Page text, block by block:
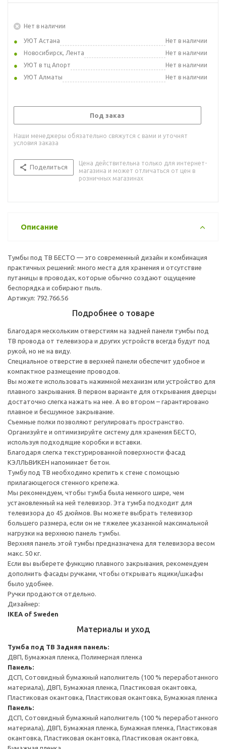
Нет в наличии
УЮТ Астана
Нет в наличии
Новосибирск, Лента
Нет в наличии
УЮТ в тц Апорт
Нет в наличии
УЮТ Алматы
Нет в наличии
Под заказ
Наши менеджеры обязательно свяжутся с вами и уточнят
условия заказа
Поделиться
Цена действительна только для интернет-
магазина и может отличаться от цен в
розничных магазинах
Описание
Тумбы под ТВ БЕСТО — это современный дизайн и комбинация
практичных решений: много места для хранения и отсутствие
путаницы в проводах, которые обычно создают ощущение
беспорядка и собирают пыль.
Артикул: 792.766.56
Подробнее о товаре
Благодаря нескольким отверстиям на задней панели тумбы под
ТВ провода от телевизора и других устройств всегда будут под
рукой, но не на виду.
Специальное отверстие в верхней панели обеспечит удобное и
компактное размещение проводов.
Вы можете использовать нажимной механизм или устройство для
плавного закрывания. В первом варианте для открывания дверцы
достаточно слегка нажать на нее. А во втором – гарантировано
плавное и бесшумное закрывание.
Съемные полки позволяют регулировать пространство.
Организуйте и оптимизируйте систему для хранения БЕСТО,
используя подходящие коробки и вставки.
Благодаря слегка текстурированной поверхности фасад
КЭЛЛЬВИКЕН напоминает бетон.
Тумбу под ТВ необходимо крепить к стене с помощью
прилагающегося стенного крепежа.
Мы рекомендуем, чтобы тумба была немного шире, чем
установленный на ней телевизор. Эта тумба подходит для
телевизора до 45 дюймов. Вы можете выбрать телевизор
большего размера, если он не тяжелее указанной максимальной
нагрузки на верхнюю панель тумбы.
Верхняя панель этой тумбы предназначена для телевизора весом
макс. 50 кг.
Если вы выберете функцию плавного закрывания, рекомендуем
дополнить фасады ручками, чтобы открывать ящики/шкафы
было удобнее.
Ручки продаются отдельно.
Дизайнер:
IKEA of Sweden
Материалы и уход
Тумба под ТВ Задняя панель:
ДВП, Бумажная пленка, Полимерная пленка
Панель:
ДСП, Сотовидный бумажный наполнитель (100 % переработанного
материала), ДВП, Бумажная пленка, Пластиковая окантовка,
Пластиковая окантовка, Пластиковая окантовка, Бумажная пленка
Панель:
ДСП, Сотовидный бумажный наполнитель (100 % переработанного
материала), ДВП, Бумажная пленка, Бумажная пленка, Пластиковая
окантовка, Пластиковая окантовка, Пластиковая окантовка,